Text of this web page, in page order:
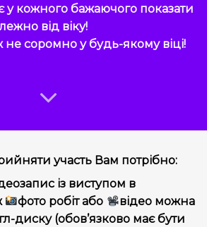
кожного бажаючого показати
від віку!
не соромно у будь-якому віці!
участь Вам потрібно:
із виступом в
фото робіт або
відео можна
диску (обов’язково має бути